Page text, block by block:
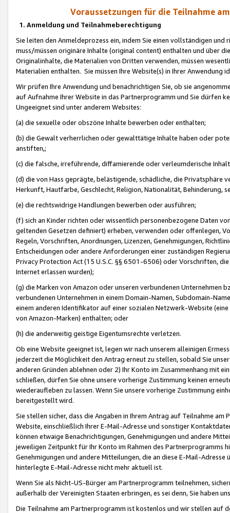
Voraussetzungen für die Teilnahme
1. Anmeldung und Teilnahmeberechtigung
Sie leiten den Anmeldeprozess ein, indem Sie einen vollständigen
muss/müssen originäre Inhalte (original content) enthalten und über
Originalinhalte, die Materialien von Dritten verwenden, müssen
Materialien enthalten. Sie müssen Ihre Website(s) in Ihrer Anwendung
Wir prüfen Ihre Anwendung und benachrichtigen Sie, ob sie
auf Aufnahme Ihrer Website in das Partnerprogramm und Sie dürfen
Ungeeignet sind unter anderem Websites:
(a) die sexuelle oder obszöne Inhalte bewerben oder enthalten;
(b) die Gewalt verherrlichen oder gewalttätige Inhalte haben oder
anstiften,;
(c) die falsche, irreführende, diffamierende oder verleumderische
(d) die von Hass geprägte, belästigende, schädliche, die Privatsphäre
Herkunft, Hautfarbe, Geschlecht, Religion, Nationalität, Behinderung,
(e) die rechtswidrige Handlungen bewerben oder ausführen;
(f) sich an Kinder richten oder wissentlich personenbezogene Daten
geltenden Gesetzen definiert) erheben, verwenden oder offenlegen,
Regeln, Vorschriften, Anordnungen, Lizenzen, Genehmigungen,
Entscheidungen oder andere Anforderungen einer zuständigen
Privacy Protection Act (15 U.S.C. §§ 6501-6506) oder Vorschriften,
Internet erlassen wurden);
(g) die Marken von Amazon oder unseren verbundenen Unternehmen
verbundenen Unternehmen in einem Domain-Namen, Subdomain-
einem anderen Identifikator auf einer sozialen Netzwerk-Website
von Amazon-Marken) enthalten; oder
(h) die anderweitig geistige Eigentumsrechte verletzen.
Ob eine Website geeignet ist, legen wir nach unserem alleinigen
jederzeit die Möglichkeit den Antrag erneut zu stellen, sobald Sie
anderen Gründen ablehnen oder 2) Ihr Konto im Zusammenhang mit
schließen, dürfen Sie ohne unsere vorherige Zustimmung keinen
wiederaufleben zu lassen. Wenn Sie unsere vorherige Zustimmung
bereitgestellt wird.
Sie stellen sicher, dass die Angaben in Ihrem Antrag auf Teilnahme
Website, einschließlich Ihrer E-Mail-Adresse und sonstiger
können etwaige Benachrichtigungen, Genehmigungen und andere
jeweiligen Zeitpunkt für Ihr Konto im Rahmen des Partnerprogramms
Genehmigungen und andere Mitteilungen, die an diese E-Mail-
hinterlegte E-Mail-Adresse nicht mehr aktuell ist.
Wenn Sie als Nicht-US-Bürger am Partnerprogramm teilnehmen,
außerhalb der Vereinigten Staaten erbringen, es sei denn, Sie haben
Die Teilnahme am Partnerprogramm ist kostenlos und wir stellen auf